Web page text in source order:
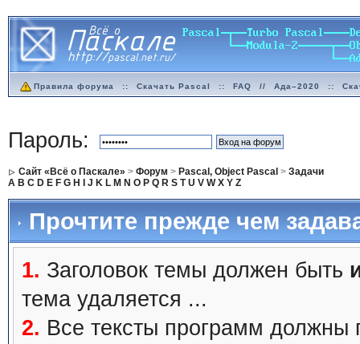
Правила форума :: Скачать Pascal :: FAQ // Ада–2020 ::
Пароль:
Сайт «Всё о Паскале» > Форум > Pascal, Object Pascal > Задачи
A B C D E F G H J K L M N O P Q R S T U V W X Y Z
Прочтите прежде чем
1. Заголовок темы должен быть
тема удаляется ...
2. Все тексты программ должны